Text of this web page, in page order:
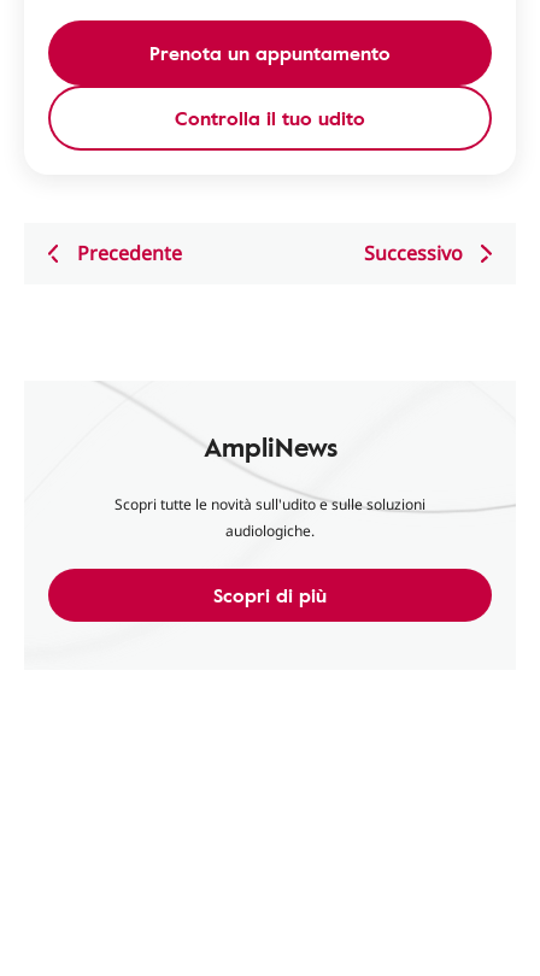
Prenota un appuntamento
Controlla il tuo udito
Precedente Successivo
AmpliNews
Scopri tutte le novità sull'udito e sulle soluzioni
audiologiche.
Scopri di più